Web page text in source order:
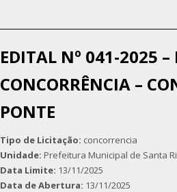
EDITAL Nº 041-2025
CONCORRÊNCIA –
PONTE
Tipo de Licitação: concorrencia
Unidade: Prefeitura Municipal de Santa
Data Limite: 13/11/2025
Data de Abertura: 13/11/2025